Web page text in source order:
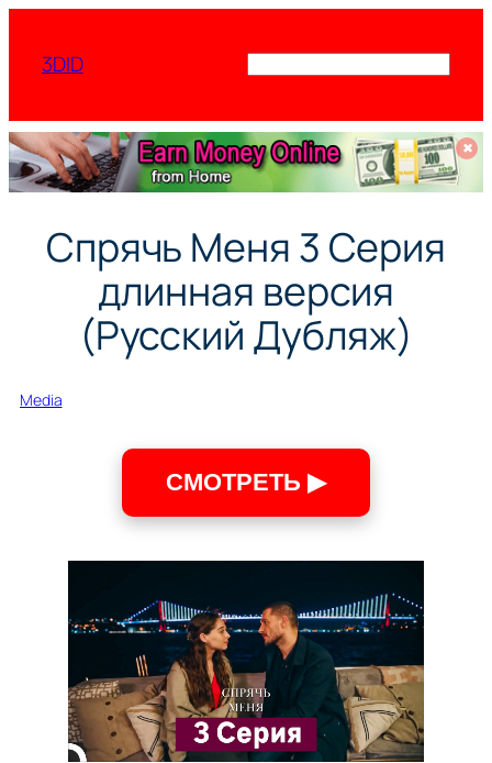
содержимому
3DID
✖
Спрячь Меня 3 Серия
длинная версия
(Русский Дубляж)
Media
СМОТРЕТЬ ▶